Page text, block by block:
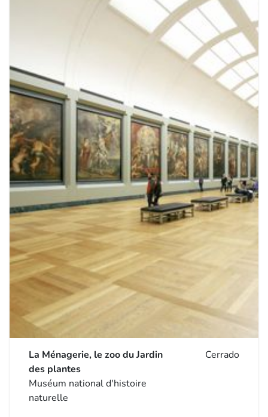
La Ménagerie, le zoo du Jardin
des plantes
Muséum national d'histoire
naturelle
Cerrado